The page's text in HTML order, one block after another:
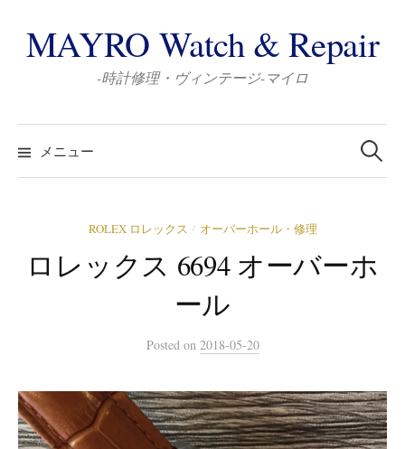
ン
テ
ス
キ
MAYRO Watch & Repair
-時計修理・ヴィンテージ-マイロ
メニュー
検
索:
ROLEX ロレックス / オーバーホール・修理
ロレックス 6694 オーバーホ
ール
Posted on 2018-05-20